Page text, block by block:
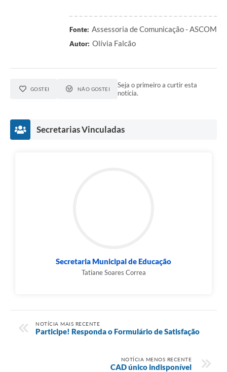
Fonte: Assessoria de Comunicação - ASCOM
Autor: Olívia Falcão
GOSTEI NÃO GOSTEI
Seja o primeiro a curtir esta
notícia.
Secretarias Vinculadas
Secretaria Municipal de Educação
Tatiane Soares Correa
NOTÍCIA MAIS RECENTE
Participe! Responda o Formulário de Satisfação
NOTÍCIA MENOS RECENTE
CAD único indisponível